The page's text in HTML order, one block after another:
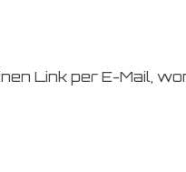
Link per E-Mail,